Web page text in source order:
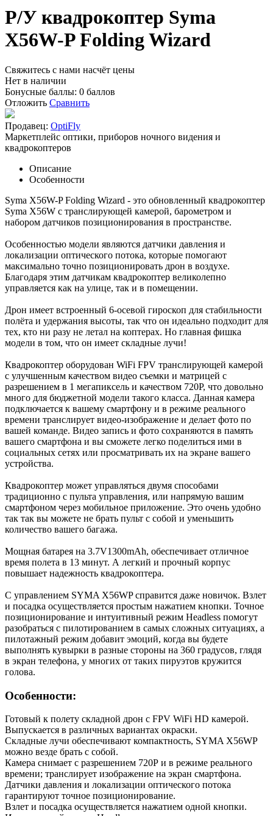
Р/У квадрокоптер Syma
X56W-P Folding Wizard
Свяжитесь с нами насчёт цены
Нет в наличии
Бонусные баллы: 0 баллов
Отложить Сравнить
Продавец: OptiFly
Маркетплейс оптики, приборов ночного видения и
квадрокоптеров
Описание
Особенности
Syma X56W-P Folding Wizard - это обновленный квадрокоптер
Syma X56W с транслирующей камерой, барометром и
набором датчиков позиционирования в пространстве.
Особенностью модели являются датчики давления и
локализации оптического потока, которые помогают
максимально точно позиционировать дрон в воздухе.
Благодаря этим датчикам квадрокоптер великолепно
управляется как на улице, так и в помещении.
Дрон имеет встроенный 6-осевой гироскоп для стабильности
полёта и удержания высоты, так что он идеально подходит для
тех, кто ни разу не летал на коптерах. Но главная фишка
модели в том, что он имеет складные лучи!
Квадрокоптер оборудован WiFi FPV транслирующей камерой
с улучшенным качеством видео съемки и матрицей с
разрешением в 1 мегапиксель и качеством 720P, что довольно
много для бюджетной модели такого класса. Данная камера
подключается к вашему смартфону и в режиме реального
времени транслирует видео-изображение и делает фото по
вашей команде. Видео запись и фото сохраняются в память
вашего смартфона и вы сможете легко поделиться ими в
социальных сетях или просматривать их на экране вашего
устройства.
Квадрокоптер может управляться двумя способами
традиционно с пульта управления, или напрямую вашим
смартфоном через мобильное приложение. Это очень удобно
так так вы можете не брать пульт с собой и уменьшить
количество вашего багажа.
Мощная батарея на 3.7V1300mAh, обеспечивает отличное
время полета в 13 минут. А легкий и прочный корпус
повышает надежность квадрокоптера.
С управлением SYMA X56WP справится даже новичок. Взлет
и посадка осуществляется простым нажатием кнопки. Точное
позиционирование и интуитивный режим Headless помогут
разобраться с пилотированием в самых сложных ситуациях, а
пилотажный режим добавит эмоций, когда вы будете
выполнять кувырки в разные стороны на 360 градусов, глядя
в экран телефона, у многих от таких пируэтов кружится
голова.
Особенности:
Готовый к полету складной дрон с FPV WiFi HD камерой.
Выпускается в различных вариантах окраски.
Складные лучи обеспечивают компактность, SYMA X56WP
можно везде брать с собой.
Камера снимает с разрешением 720Р и в режиме реального
времени; транслирует изображение на экран смартфона.
Датчики давления и локализации оптического потока
гарантируют точное позиционирование.
Взлет и посадка осуществляется нажатием одной кнопки.